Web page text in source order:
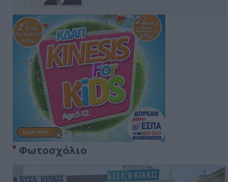
Φωτοσχόλιο